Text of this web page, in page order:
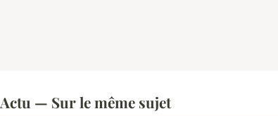
Actu — Sur le même sujet